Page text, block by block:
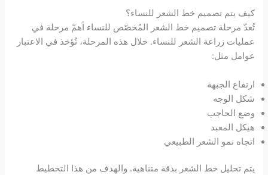
كيف يتم تصميم خط الشعر للنساء؟
تُعدّ مرحلة تصميم خط الشعر المُخصّص للنساء أهمّ مرحلة في
عمليات زراعة الشعر للنساء. خلال هذه المرحلة، تُؤخذ في الاعتبار
عوامل مثل:
ارتفاع الجبهة
شكل الوجه
وضع الحاجب
هيكل المعبد
اتجاه نمو الشعر الطبيعي
يتم تحليل خط الشعر بدقة متناهية. والهدف من هذا التخطيط